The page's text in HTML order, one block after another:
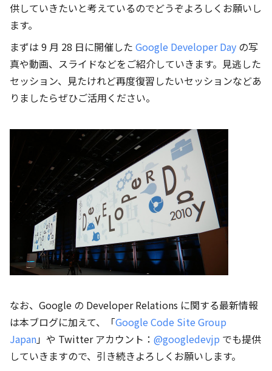
供していきたいと考えているのでどうぞよろしくお願いし
ます。
まずは 9 月 28 日に開催した Google Developer Day の写
真や動画、スライドなどをご紹介していきます。見逃した
セッション、見たけれど再度復習したいセッションなどあ
りましたらぜひご活用ください。
なお、Google の Developer Relations に関する最新情報
は本ブログに加えて、「Google Code Site Group
Japan」や Twitter アカウント： @googledevjp でも提供
していきますので、引き続きよろしくお願いします。